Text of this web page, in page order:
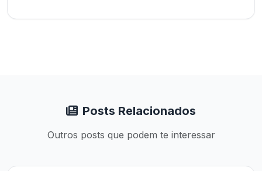
Posts Relacionados
Outros posts que podem te interessar